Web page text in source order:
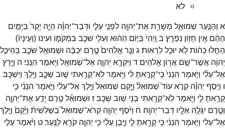
לא
א וְהַנַּ֧עַר שְׁמוּאֵ֛ל מְשָׁרֵ֥תאֶת־יְהוָ֖ה לִפְנֵ֣י עֵלִ֑י וּדְבַר־יְהוָ֗ה הָיָ֤ה יָקָר֙ בַּיָּמִ֣ים
הָהֵ֔ם אֵ֥ין חָז֖וֹן נִפְרָֽץ׃ ב וַֽיְהִי֙ בַּיּ֣וֹם הַה֔וּא וְעֵלִ֖י שֹׁכֵ֣ב בִּמְקֹמ֑וֹ ועינו (וְעֵינָיו֙)
הֵחֵ֣לּוּכֵה֔וֹתלֹ֥א יוּכַ֖ללִרְאֽוֹת׃ג וְנֵ֤ראֱלֹהִים֙טֶ֣רֶם יִכְבֶּ֔ה וּשְׁמוּאֵ֖ל שֹׁכֵ֑ב בְּהֵיכַ֣ל
יְהוָ֔ה אֲשֶׁר־שָׁ֖ם אֲר֥וֹן אֱלֹהִֽים׃ ד וַיִּקְרָ֧א יְהוָ֛ה אֶל־שְׁמוּאֵ֖ל וַיֹּ֥אמֶר הִנֵּֽנִי׃ ה וַיָּ֣רָץ
אֶל־עֵלִ֗י וַיֹּ֤אמֶר הִנְנִי֙כִּֽי־קָרָ֣אתָלִּ֔י וַיֹּ֥אמֶרלֹֽא־קָרָ֖אתִי שׁ֣וּב שְׁכָ֑ב וַיֵּ֖לֶךְ וַיִּשְׁכָּֽב׃
ו וַיֹּ֣סֶף יְהוָ֗ה קְרֹ֣אעוֹד֮ שְׁמוּאֵל֒ וַיָּ֤קָם שְׁמוּאֵל֙ וַיֵּ֣לֶךְאֶל־עֵלִ֔י וַיֹּ֣אמֶר הִנְנִ֔י כִּ֥י
קָרָ֖אתָלִ֑י וַיֹּ֛אמֶרלֹֽא־קָרָ֥אתִי בְנִ֖י שׁ֥וּב שְׁכָֽב׃ז וּשְׁמוּאֵ֕לטֶ֖רֶם יָדַ֣עאֶת־יְהוָ֑ה
וְטֶ֛רֶם יִגָּלֶ֥ה אֵלָ֖יו דְּבַר־יְהוָֽה׃ ח וַיֹּ֨סֶף יְהוָ֥ה קְרֹא־שְׁמוּאֵל֮בַּשְּׁלִשִׁית֒ וַיָּ֙קָם֙ וַיֵּ֣לֶךְ
אֶל־עֵלִ֔י וַיֹּ֣אמֶר הִנְנִ֔י כִּ֥י קָרָ֖אתָלִ֑י וַיָּ֣בֶן עֵלִ֔י כִּ֥י יְהוָ֖ה קֹרֵ֥אלַנָּֽעַר׃ט וַיֹּ֨אמֶרעֵלִ֣י